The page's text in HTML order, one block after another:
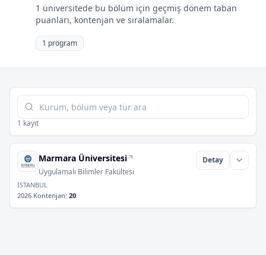
1 üniversitede bu bölüm için geçmiş dönem taban
puanları, kontenjan ve sıralamalar.
1 program
Tabloda ara
1 kayıt
Marmara Üniversitesi
Uygulamalı Bilimler Fakültesi
Detay
İSTANBUL
2026 Kontenjan: 20